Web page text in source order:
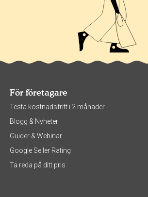
För företagare
Testa kostnadsfritt i 2 månader
Blogg & Nyheter
Guider & Webinar
Google Seller Rating
Ta reda på ditt pris